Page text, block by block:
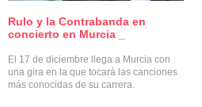
Rulo y la Contrabanda en
concierto en Murcia _
El 17 de diciembre llega a Murcia con
una gira en la que tocará las canciones
más conocidas de su carrera.